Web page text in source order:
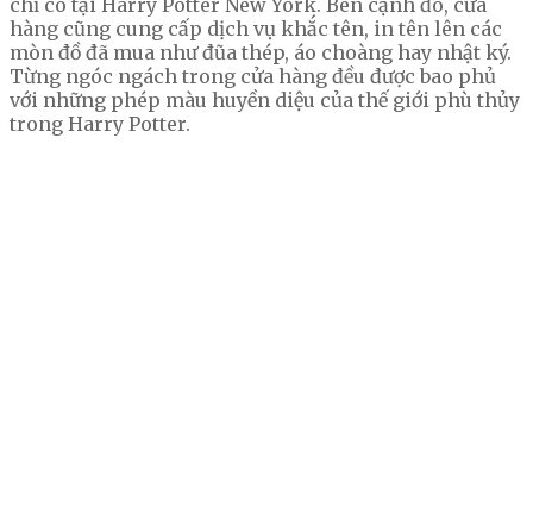
chỉ có tại Harry Potter New York. Bên cạnh đó, cửa
hàng cũng cung cấp dịch vụ khắc tên, in tên lên các
mòn đồ đã mua như đũa thép, áo choàng hay nhật ký.
Từng ngóc ngách trong cửa hàng đều được bao phủ
với những phép màu huyền diệu của thế giới phù thủy
trong Harry Potter.